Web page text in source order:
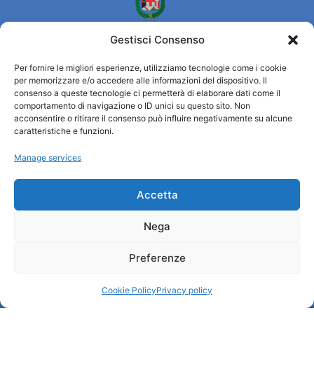
Gestisci Consenso
Per fornire le migliori esperienze, utilizziamo tecnologie come i cookie
per memorizzare e/o accedere alle informazioni del dispositivo. Il
consenso a queste tecnologie ci permetterà di elaborare dati come il
comportamento di navigazione o ID unici su questo sito. Non
acconsentire o ritirare il consenso può influire negativamente su alcune
caratteristiche e funzioni.
Manage services
Accetta
Nega
Preferenze
Cookie PolicyPrivacy policy
Turismo Padova
Who we are
Privacy policy